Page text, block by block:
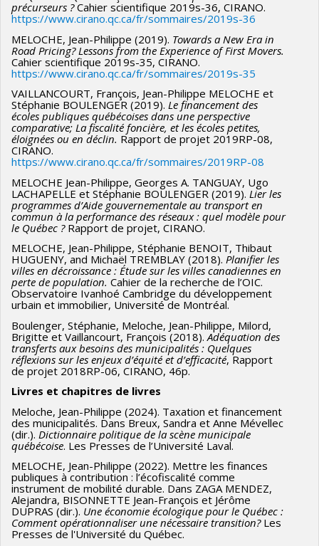
précurseurs ?Cahier scientifique 2019s-36, CIRANO.
https://www.cirano.qc.ca/fr/sommaires/2019s-36
MELOCHE, Jean-Philippe (2019). Towards a New Era in
Road Pricing? Lessons from the Experience of First Movers.
Cahier scientifique 2019s-35, CIRANO.
https://www.cirano.qc.ca/fr/sommaires/2019s-35
VAILLANCOURT, François, Jean-Philippe MELOCHE et
Stéphanie BOULENGER (2019). Le financement des
écoles publiques québécoises dans une perspective
comparative; La fiscalité foncière, et les écoles petites,
éloignées ou en déclin. Rapport de projet 2019RP-08,
CIRANO.
https://www.cirano.qc.ca/fr/sommaires/2019RP-08
MELOCHE Jean-Philippe, Georges A. TANGUAY, Ugo
LACHAPELLE et Stéphanie BOULENGER (2019). Lier les
programmes d’Aide gouvernementale au transport en
commun à la performance des réseaux : quel modèle pour
le Québec ?Rapport de projet, CIRANO.
MELOCHE, Jean-Philippe, Stéphanie BENOIT, Thibaut
HUGUENY, and Michaël TREMBLAY (2018). Planifier les
villes en décroissance : Étude sur les villes canadiennes en
perte de population. Cahier de la recherche de l’OIC.
Observatoire Ivanhoé Cambridge du développement
urbain et immobilier, Université de Montréal.
Boulenger, Stéphanie, Meloche, Jean-Philippe, Milord,
Brigitte et Vaillancourt, François (2018). Adéquation des
transferts aux besoins des municipalités : Quelques
réflexions sur les enjeux d’équité et d’efficacité, Rapport
de projet 2018RP-06, CIRANO, 46p.
Livres et chapitres de livres
Meloche, Jean-Philippe (2024). Taxation et financement
des municipalités. Dans Breux, Sandra et Anne Mévellec
(dir.). Dictionnaire politique de la scène municipale
québécoise. Les Presses de l’Université Laval.
MELOCHE, Jean-Philippe (2022). Mettre les finances
publiques à contribution : l’écofiscalité comme
instrument de mobilité durable. Dans ZAGA MENDEZ,
Alejandra, BISONNETTE Jean-François et Jérôme
DUPRAS (dir.). Une économie écologique pour le Québec :
Comment opérationnaliser une nécessaire transition?Les
Presses de l'Université du Québec.